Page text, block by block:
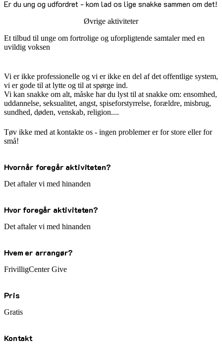
Er du ung og udfordret - kom lad os lige snakke sammen om det!
Øvrige aktiviteter
Et tilbud til unge om fortrolige og uforpligtende samtaler med en
uvildig voksen
Vi er ikke professionelle og vi er ikke en del af det offentlige system,
vi er gode til at lytte og til at spørge ind.
Vi kan snakke om alt, måske har du lyst til at snakke om: ensomhed,
uddannelse, seksualitet, angst, spiseforstyrrelse, forældre, misbrug,
sundhed, døden, venskab, religion....
Tøv ikke med at kontakte os - ingen problemer er for store eller for
små!
Hvornår foregår aktiviteten?
Det aftaler vi med hinanden
Hvor foregår aktiviteten?
Det aftaler vi med hinanden
Hvem er arrangør?
FrivilligCenter Give
Pris
Gratis
Kontakt